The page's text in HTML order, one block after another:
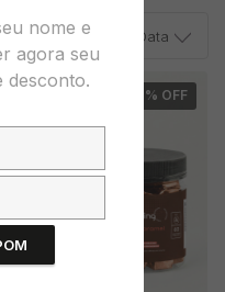
Ordenar por Data
% OFF
nome e
agora seu
desconto.